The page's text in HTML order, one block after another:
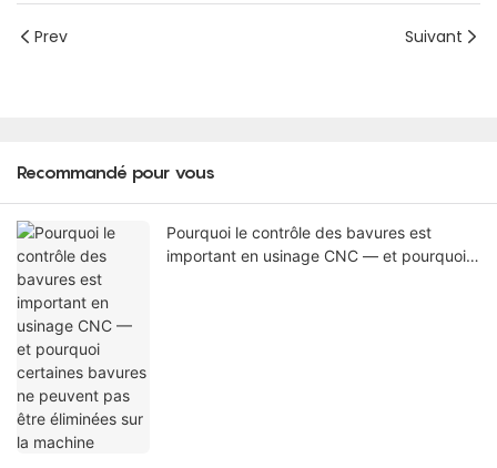
Prev Suivant
Recommandé pour vous
Pourquoi le contrôle des bavures est
important en usinage CNC — et pourquoi